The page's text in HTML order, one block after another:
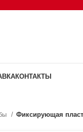
КОНТАКТЫ
Фиксирующая